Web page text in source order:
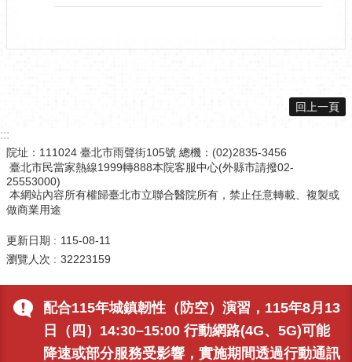
配合115年城鎮韌性（防空）演習，115年8月13
日（四）14:30–15:00 行動網路(4G、5G)可能
降速或部分服務受影響，實施期間透過行動通訊
回上一頁
:::
院址：111024 臺北市雨聲街105號 總機：(02)2835-3456
臺北市民當家熱線1999轉888本院客服中心(外縣市請撥02-
25553000)
本網站內容所有權歸臺北市立聯合醫院所有，禁止任意轉載、複製或
做商業用途
更新日期
115-08-11
瀏覽人次
32223159